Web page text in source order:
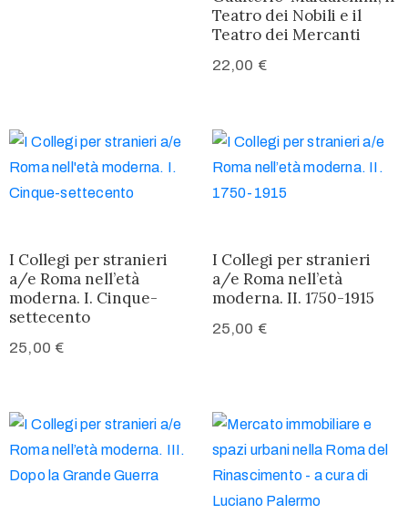
Teatro dei Nobili e il
Teatro dei Mercanti
22,00 €
I Collegi per stranieri
a/e Roma nell’età
moderna. I. Cinque-
settecento
25,00 €
I Collegi per stranieri
a/e Roma nell’età
moderna. II. 1750-1915
25,00 €